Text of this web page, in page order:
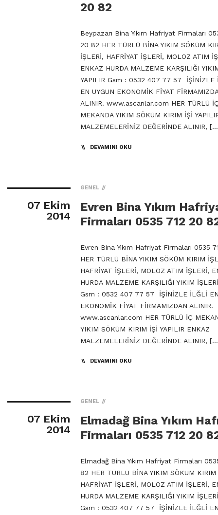
20 82
Beypazarı Bina Yıkım Hafriyat Firmaları
20 82 HER TÜRLÜ BİNA YIKIM SÖKÜM
İŞLERİ, HAFRİYAT İŞLERİ, MOLOZ ATIM
ENKAZ HURDA MALZEME KARŞILIĞI
YAPILIR Gsm : 0532 407 77 57 İŞİNİZLE
EN UYGUN EKONOMİK FİYAT
ALINIR. www.ascanlar.com HER TÜRLÜ
MEKANDA YIKIM SÖKÜM KIRIM İŞİ
MALZEMELERİNİZ DEĞERİNDE ALINIR,
DEVAMINI OKU
07 Ekim
2014
GENEL
Evren Bina Yıkım
Firmaları 0535 712 20
Evren Bina Yıkım Hafriyat Firmaları 0535
HER TÜRLÜ BİNA YIKIM SÖKÜM KIRIM
HAFRİYAT İŞLERİ, MOLOZ ATIM İŞLERİ,
HURDA MALZEME KARŞILIĞI YIKIM
Gsm : 0532 407 77 57 İŞİNİZLE İLĞLİ EN
EKONOMİK FİYAT FİRMAMIZDAN ALINIR.
www.ascanlar.com HER TÜRLÜ İÇ
YIKIM SÖKÜM KIRIM İŞİ YAPILIR ENKAZ
MALZEMELERİNİZ DEĞERİNDE ALINIR,
DEVAMINI OKU
07 Ekim
2014
GENEL
Elmadağ Bina Yıkım
Firmaları 0535 712 20
Elmadağ Bina Yıkım Hafriyat Firmaları
82 HER TÜRLÜ BİNA YIKIM SÖKÜM KIRIM
HAFRİYAT İŞLERİ, MOLOZ ATIM İŞLERİ,
HURDA MALZEME KARŞILIĞI YIKIM
Gsm : 0532 407 77 57 İŞİNİZLE İLĞLİ EN